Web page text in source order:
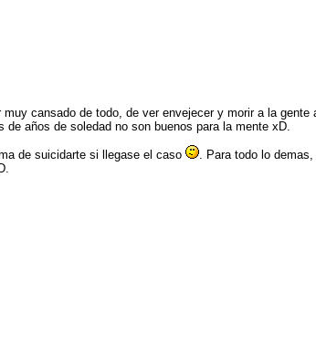
cansado de todo, de ver envejecer y morir a la gente
años de soledad no son buenos para la mente xD.
de suicidarte si llegase el caso
. Para todo lo demas,